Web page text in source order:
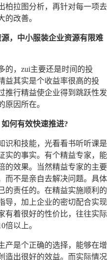
柏拉图分析，再针对每一项去
的改善。
，中小服装企业资源有限难
的，zui主要还是时间的投
益其实是个收益率很高的投
推行精益使企业得到跳跃性发
原因所在。
何有效快速推进?
识和技能，光看看书听听课是
实的事实。有个精益专家，能
的效果。当然精益专家的主要
而不是亲自去解决问题。具体
的责任的。在精益实施顺利的
导，加上企业的密切配合实现
有着很好的性价比，往往实际
倍以上。
产是个正确的选择，能够在增
造出很好的效益。而实际情况